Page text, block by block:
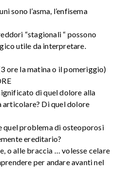
sono l’asma, l’enfisema
“stagionali “ possono
utile da interpretare.
ore la matina o il pomeriggio)
di quel dolore alla
articolare? Di quel dolore
quel problema di osteoporosi
ereditario?
o alle braccia … volesse celare
per andare avanti nel